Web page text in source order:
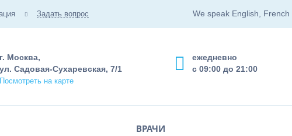
Задать вопрос We speak English, French
ежедневно
с 09:00 до 21:00
г. Москва,
ул. Садовая-Сухаревская, 7/1
Посмотреть на карте
ВРАЧИ